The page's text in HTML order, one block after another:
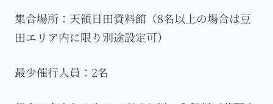
集合場所：天領日田資料館（8名以上の場合は豆
田エリア内に限り別途設定可）
最少催行人員：2名